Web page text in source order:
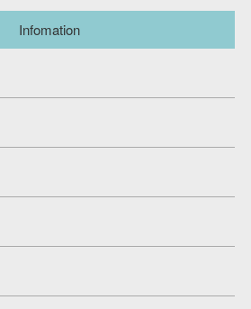
Infomation